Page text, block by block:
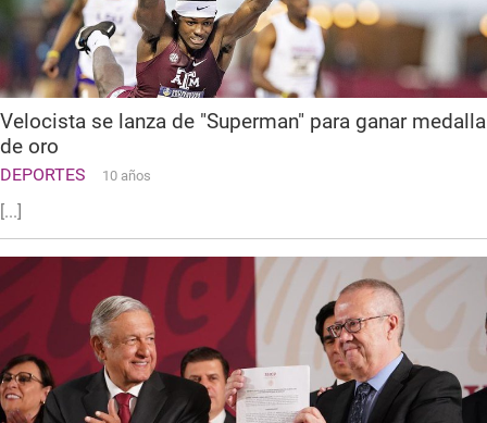
Velocista se lanza de "Superman" para ganar medalla
de oro
DEPORTES 10 años
[...]